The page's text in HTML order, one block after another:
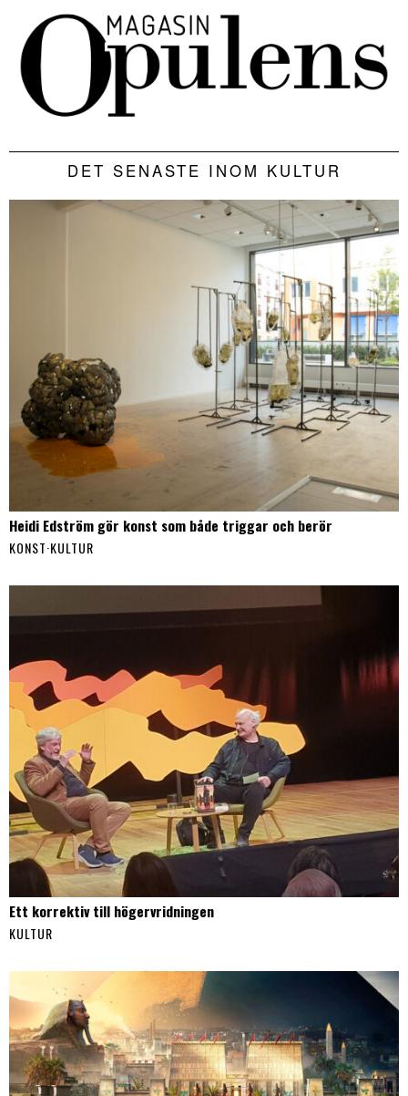
DET SENASTE INOM KULTUR
Heidi Edström gör konst som både triggar och berör
KONST·KULTUR
Ett korrektiv till högervridningen
KULTUR